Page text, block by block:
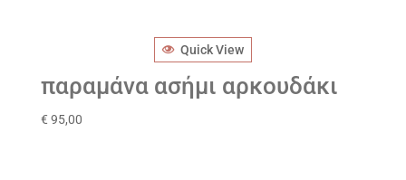
Quick View
παραμάνα ασήμι αρκουδάκι
€ 95,00